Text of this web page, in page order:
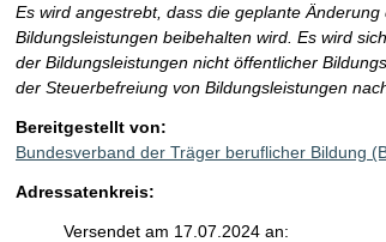
Es wird angestrebt, dass die geplante
Bildungsleistungen beibehalten wird. Es wird
der Bildungsleistungen nicht öffentlicher
der Steuerbefreiung von Bildungsleistungen
Bereitgestellt von:
Bundesverband der Träger beruflicher Bildung
Adressatenkreis:
Versendet am 17.07.2024 an: